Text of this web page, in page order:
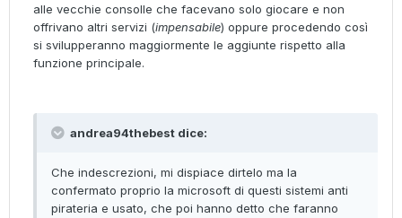
alle vecchie consolle che facevano solo giocare e non
offrivano altri servizi (impensabile) oppure procedendo così
si svilupperanno maggiormente le aggiunte rispetto alla
funzione principale.
andrea94thebest dice:
Che indescrezioni, mi dispiace dirtelo ma la
confermato proprio la microsoft di questi sistemi anti
pirateria e usato, che poi hanno detto che faranno